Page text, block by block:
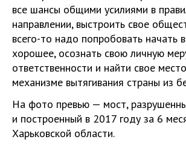
все шансы общими усилиями в
направлении, выстроить свое
всего-то надо попробовать начать
хорошее, осознать свою личную
ответственности и найти свое
механизме вытягивания страны из
На фото превью — мост,
и построенный в 2017 году за 6
Харьковской области.